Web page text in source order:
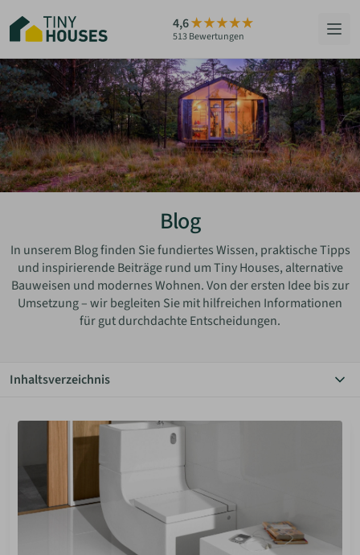
Hauptinhalt
springen
4,6
513 Bewertungen
HÄUSER
BERATUNG
GRUNDSTÜCKE
ÜBER UNS
ZUM HAUS-FINDER
MERKLISTE
Blog
In unserem Blog finden Sie fundiertes Wissen, praktische Tipps
und inspirierende Beiträge rund um Tiny Houses, alternative
Bauweisen und modernes Wohnen. Von der ersten Idee bis zur
Umsetzung – wir begleiten Sie mit hilfreichen Informationen
für gut durchdachte Entscheidungen.
Inhaltsverzeichnis
Autarkie
Einrichtung
Grundstücke
Haus & Garten